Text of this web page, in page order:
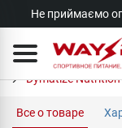
Не приймаємо
Dymatize
Все о товаре